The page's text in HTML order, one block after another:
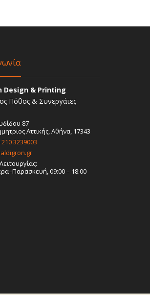
Design & Printing
Πόθος & Συνεργάτες
87
Αττικής, Αθήνα, 17343
210 3239003
09:00 – 18:00